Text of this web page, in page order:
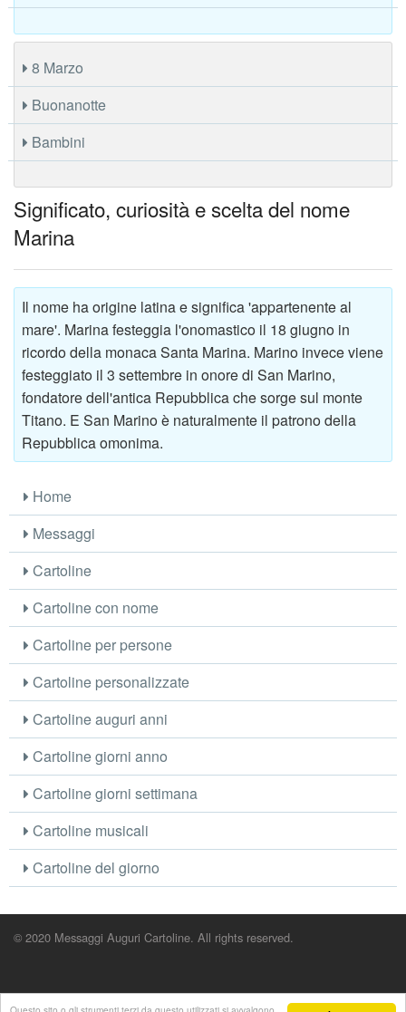
8 Marzo
Buonanotte
Bambini
Significato, curiosità e scelta del nome
Marina
Il nome ha origine latina e significa 'appartenente al
mare'. Marina festeggia l'onomastico il 18 giugno in
ricordo della monaca Santa Marina. Marino invece viene
festeggiato il 3 settembre in onore di San Marino,
fondatore dell'antica Repubblica che sorge sul monte
Titano. E San Marino è naturalmente il patrono della
Repubblica omonima.
Home
Messaggi
Cartoline
Cartoline con nome
Cartoline per persone
Cartoline personalizzate
Cartoline auguri anni
Cartoline giorni anno
Cartoline giorni settimana
Cartoline musicali
Cartoline del giorno
© 2020 Messaggi Auguri Cartoline. All rights reserved.